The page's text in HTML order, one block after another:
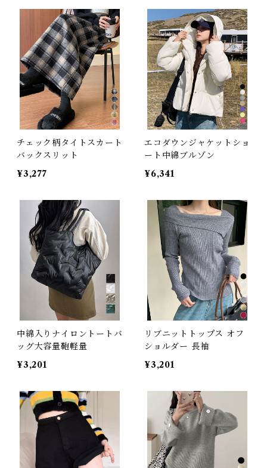
チェック柄タイトスカート
バックスリット
¥3,277
エコダウンジャケットショ
ート中綿ブルゾン
¥6,341
中綿入りナイロントートバ
ッグ大容量鞄軽量
¥3,201
リブニットトップス オフ
ショルダー 長袖
¥3,201